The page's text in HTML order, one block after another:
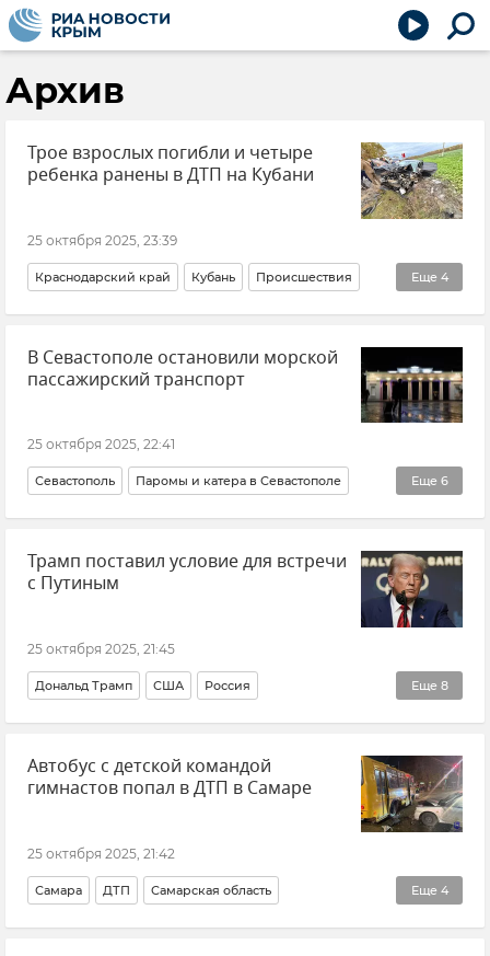
Архив
Трое взрослых погибли и четыре
ребенка ранены в ДТП на Кубани
25 октября 2025, 23:39
Еще 4
Краснодарский край Кубань Происшествия
ДТП Новости
УМВД России по Краснодарскому краю дети
В Севастополе остановили морской
пассажирский транспорт
25 октября 2025, 22:41
Еще 6
Севастополь Паромы и катера в Севастополе
Транспорт Общественный транспорт
Морской транспорт
Новости Севастополя
Трамп поставил условие для встречи
с Путиным
25 октября 2025, 21:45
Еще 8
Дональд Трамп США Россия
Владимир Путин (политик) Политика
Внешняя политика В мире Новости Украина
Переговоры Путина и Трампа
Автобус с детской командой
гимнастов попал в ДТП в Самаре
25 октября 2025, 21:42
Еще 4
Самара ДТП Самарская область
Происшествия дети Новости Автобус